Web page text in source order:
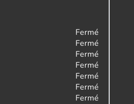
Fermé
Fermé
Fermé
Fermé
Fermé
Fermé
Fermé